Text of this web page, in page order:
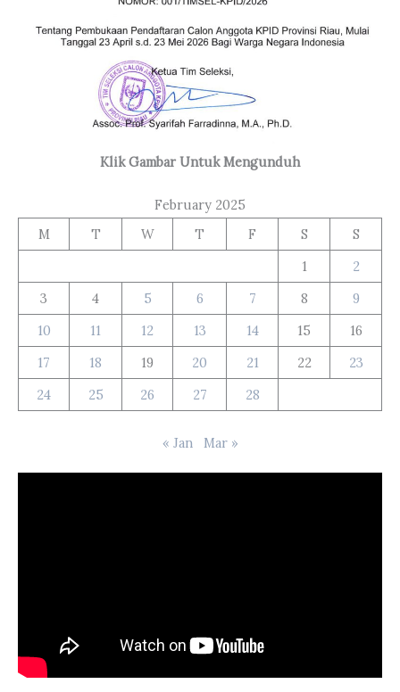
Klik Gambar Untuk Mengunduh
February 2025
M
T W T F S
S
1
2
3
4 5 6 7 8
9
10
11 12 13 14 15
16
17
18 19 20 21 22
23
24
25 26 27 28
« Jan Mar »